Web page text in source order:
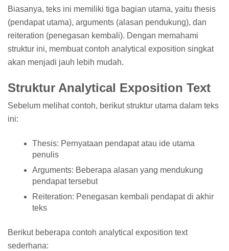
Biasanya, teks ini memiliki tiga bagian utama, yaitu thesis
(pendapat utama), arguments (alasan pendukung), dan
reiteration (penegasan kembali). Dengan memahami
struktur ini, membuat contoh analytical exposition singkat
akan menjadi jauh lebih mudah.
Struktur Analytical Exposition Text
Sebelum melihat contoh, berikut struktur utama dalam teks
ini:
Thesis: Pernyataan pendapat atau ide utama
penulis
Arguments: Beberapa alasan yang mendukung
pendapat tersebut
Reiteration: Penegasan kembali pendapat di akhir
teks
Berikut beberapa contoh analytical exposition text
sederhana: